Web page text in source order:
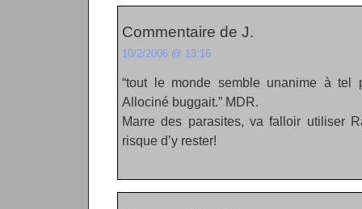
Commentaire de J.
10/2/2006 @ 13:16
“tout le monde semble unanime à tel
Allociné buggait.” MDR.
Marre des parasites, va falloir utiliser
risque d’y rester!